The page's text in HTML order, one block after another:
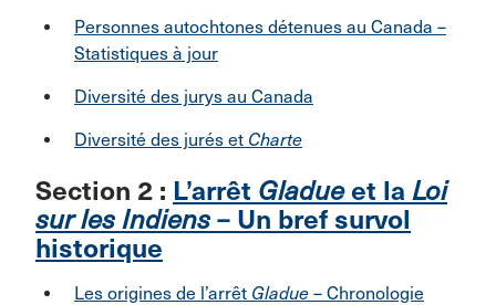
Personnes autochtones détenues au Canada –
Statistiques à jour
Diversité des jurys au Canada
Diversité des jurés et Charte
Section 2 : L’arrêt Gladueet la Loi
sur les Indiens – Un bref survol
historique
Les origines de l’arrêt Gladue – Chronologie